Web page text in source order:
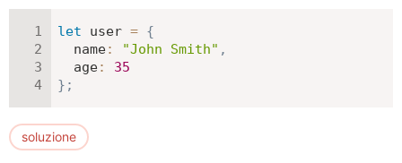
let user = {
name: "John Smith" ,
age:
35
} ;
soluzione